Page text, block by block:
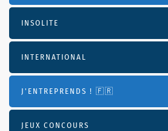
INSOLITE
INTERNATIONAL
J'ENTREPRENDS ! 🇫🇷
JEUX CONCOURS